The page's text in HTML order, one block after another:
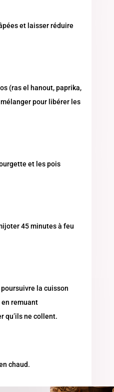
et laisser réduire
(ras el hanout, paprika,
pour libérer les
et les pois
45 minutes à feu
la cuisson
en remuant
qu’ils ne collent.
chaud.